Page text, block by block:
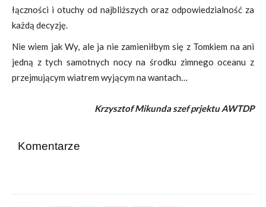
łączności i otuchy od najbliższych oraz odpowiedzialność za
każdą decyzję.
Nie wiem jak Wy, ale ja nie zamieniłbym się z Tomkiem na ani
jedną z tych samotnych nocy na środku zimnego oceanu z
przejmującym wiatrem wyjącym na wantach…
Krzysztof Mikunda szef prjektu AWTDP
Komentarze